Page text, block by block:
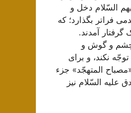
السّلام دخل و
فراتر بگذارد؛ که
آمدند.
چشم و گوش و
نکند، و برای
ج ٤‌، ص ٣٧، در پاورقی از «مصباح المتهجّد» جزء
علیه السّلام نیز